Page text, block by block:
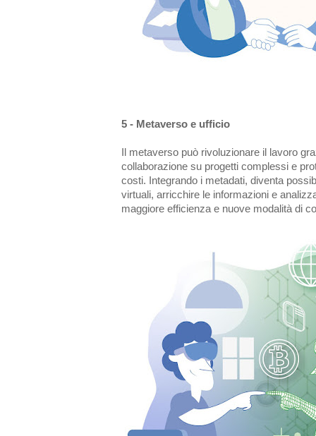
5 - Metaverso e ufficio
Il metaverso può rivoluzionare il lavoro
collaborazione su progetti complessi e
costi. Integrando i metadati, diventa
virtuali, arricchire le informazioni e
maggiore efficienza e nuove modalità di